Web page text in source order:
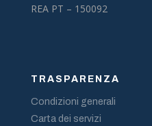
REA PT – 150092
TRASPARENZA
Condizioni generali
Carta dei servizi